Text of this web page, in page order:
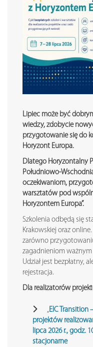
Lipiec może być
wiedzy, zdobycie
przygotowanie się do
Horyzont Europa.
Dlatego Horyzontalny
Południowo-
oczekiwaniom,
warsztatów pod
Horyzontem Europa”.
Szkolenia odbędą się
Krakowskiej oraz
zarówno
zagadnieniom
Udział jest bezpłatny,
rejestracja.
Dla realizatorów
„EIC
projektów
lipca 2026 r., godz.
stacjonarne